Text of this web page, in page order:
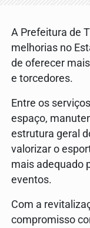
A Prefeitura de
melhorias no
de oferecer
e torcedores.
Entre os
espaço,
estrutura geral
valorizar o
mais adequado
eventos.
Com a
compromisso